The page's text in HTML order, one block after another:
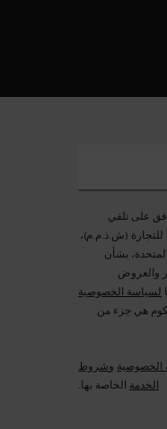
الأقل وتوافق على تلقي
للتجارة (ش.ذ.م.م)،
المتحدة، بشأن
والعروض
لسياسة الخصوصية
هي جزء من
الخصوصية وشروط
الخدمة الخاصة بها.